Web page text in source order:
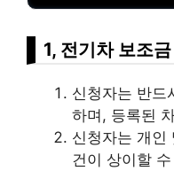
1, 전기차 보조
신청자는 반드
하며, 등록된
신청자는 개인
건이 상이할